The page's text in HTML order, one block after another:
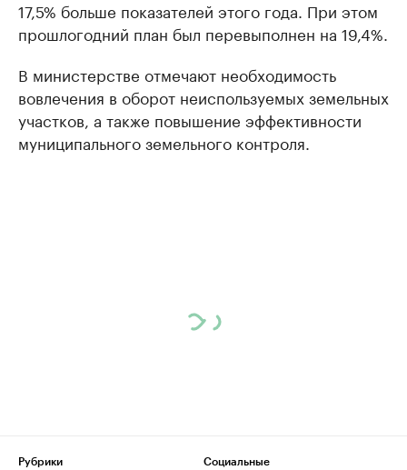
17,5% больше показателей этого года. При этом
прошлогодний план был перевыполнен на 19,4%.
В министерстве отмечают необходимость
вовлечения в оборот неиспользуемых земельных
участков, а также повышение эффективности
муниципального земельного контроля.
Рубрики
Социальные